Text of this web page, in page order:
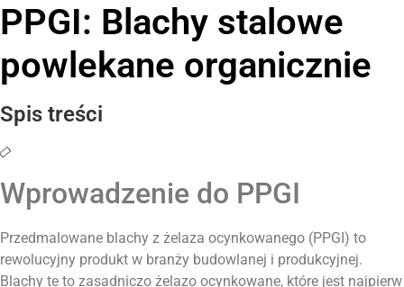
PPGI: Blachy stalowe
powlekane organicznie
Spis treści
Wprowadzenie do PPGI
Przedmalowane blachy z żelaza ocynkowanego (PPGI) to
rewolucyjny produkt w branży budowlanej i produkcyjnej.
Blachy te to zasadniczo żelazo ocynkowane, które jest najpierw